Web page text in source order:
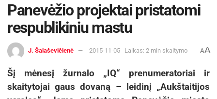
Panevėžio projektai pristatomi
respublikiniu mastu
J. Šalaševičienė 2015-11-05 Laikas: 2 min skaitymo AA
Šį mėnesį žurnalo „IQ“ prenumeratoriai ir
skaitytojai gaus dovaną – leidinį „Aukštaitijos